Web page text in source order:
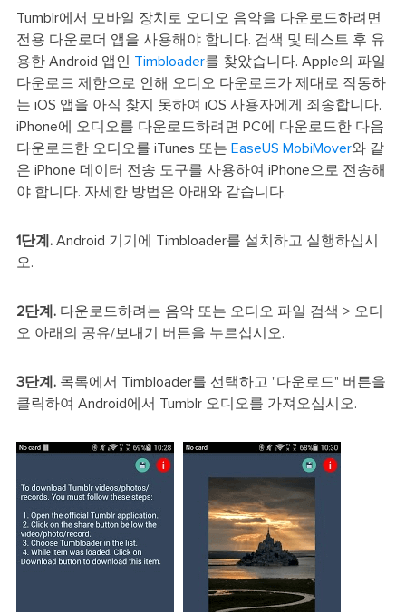
Tumblr에서 모바일 장치로 오디오 음악을 다운로드하려면
전용 다운로더 앱을 사용해야 합니다. 검색 및 테스트 후 유
용한 Android 앱인 Timbloader를 찾았습니다. Apple의 파일
다운로드 제한으로 인해 오디오 다운로드가 제대로 작동하
는 iOS 앱을 아직 찾지 못하여 iOS 사용자에게 죄송합니다.
iPhone에 오디오를 다운로드하려면 PC에 다운로드한 다음
다운로드한 오디오를 iTunes 또는 EaseUS MobiMover와 같
은 iPhone 데이터 전송 도구를 사용하여 iPhone으로 전송해
야 합니다. 자세한 방법은 아래와 같습니다.
1단계. Android 기기에 Timbloader를 설치하고 실행하십시
오.
2단계.다운로드하려는 음악 또는 오디오 파일 검색 > 오디
오 아래의 공유/보내기 버튼을 누르십시오.
3단계.목록에서 Timbloader를 선택하고 "다운로드" 버튼을
클릭하여 Android에서 Tumblr 오디오를 가져오십시오.